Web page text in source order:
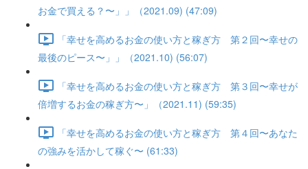
お金で買える？〜」」（2021.09) (47:09)
「幸せを高めるお金の使い方と稼ぎ方 第２回〜幸せの
最後のピース〜」」（2021.10) (56:07)
「幸せを高めるお金の使い方と稼ぎ方 第３回〜幸せが
倍増するお金の稼ぎ方〜」（2021.11) (59:35)
「幸せを高めるお金の使い方と稼ぎ方 第４回〜あなた
の強みを活かして稼ぐ〜 (61:33)